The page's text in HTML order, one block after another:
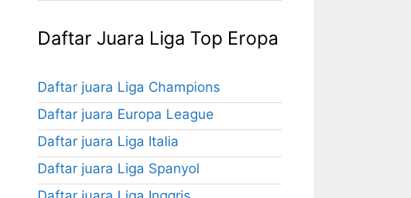
Daftar Juara Liga Top Eropa
Daftar juara Liga Champions
Daftar juara Europa League
Daftar juara Liga Italia
Daftar juara Liga Spanyol